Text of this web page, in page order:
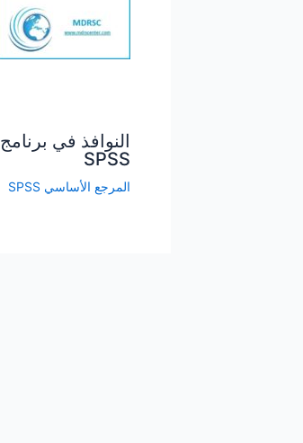
النوافذ في برنامج
SPSS
المرجع الأساسي SPSS